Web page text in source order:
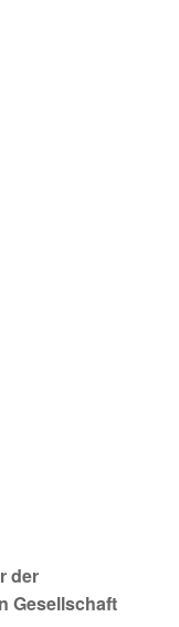
der
Gesellschaft